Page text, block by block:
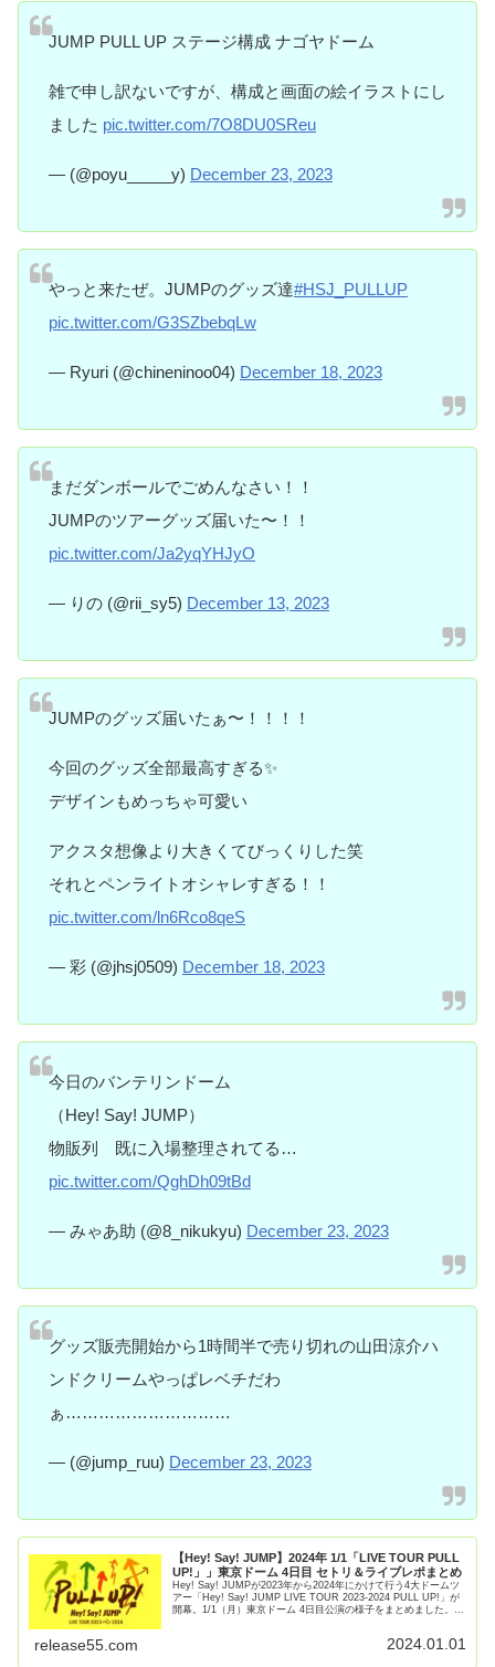
JUMP PULL UP ステージ構成 ナゴヤドーム
雑で申し訳ないですが、構成と画面の絵イラストにし
ました pic.twitter.com/7O8DU0SReu
— (@poyu_____y) December 23, 2023
やっと来たぜ。JUMPのグッズ達#HSJ_PULLUP
pic.twitter.com/G3SZbebqLw
— Ryuri (@chineninoo04) December 18, 2023
まだダンボールでごめんなさい！！
JUMPのツアーグッズ届いた〜！！
pic.twitter.com/Ja2yqYHJyO
— りの (@rii_sy5) December 13, 2023
JUMPのグッズ届いたぁ〜！！！！
今回のグッズ全部最高すぎる✨️
デザインもめっちゃ可愛い
アクスタ想像より大きくてびっくりした笑
それとペンライトオシャレすぎる！！
pic.twitter.com/ln6Rco8qeS
— 彩 (@jhsj0509) December 18, 2023
今日のバンテリンドーム
（Hey! Say! JUMP）
物販列 既に入場整理されてる…
pic.twitter.com/QghDh09tBd
— みゃあ助 (@8_nikukyu) December 23, 2023
グッズ販売開始から1時間半で売り切れの山田涼介ハ
ンドクリームやっぱレベチだわ
ぁ…………………………
— (@jump_ruu) December 23, 2023
【Hey! Say! JUMP】2024年 1/1「LIVE TOUR PULL
UP!」」東京ドーム 4日目 セトリ＆ライブレポまとめ
Hey! Say! JUMPが2023年から2024年にかけて行う4大ドームツ
アー「Hey! Say! JUMP LIVE TOUR 2023-2024 PULL UP!」が
開幕。1/1（月）東京ドーム 4日目公演の様子をまとめました。
release55.com 2024.01.01